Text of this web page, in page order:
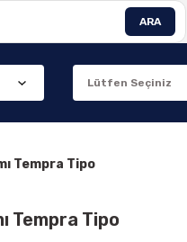
ARA
Tempra Tipo
Tempra Tipo